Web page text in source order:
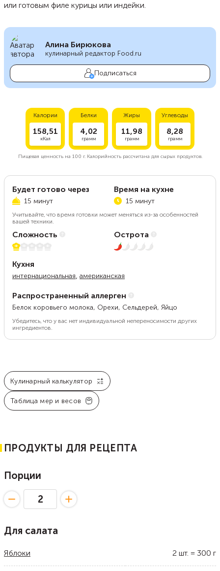
или готовым филе курицы или индейки.
Алина Бирюкова
кулинарный редактор Food.ru
Подписаться
Калории
158,51
кКал
Белки
4,02
грамм
Жиры
11,98
грамм
Углеводы
8,28
грамм
Пищевая ценность на 100 г.Калорийность рассчитана для сырых продуктов.
Будет готово через
15 минут
Время на кухне
15 минут
Учитывайте, что время готовки может меняться из-за особенностей
вашей техники.
Сложность
1 из 5
Острота
1 из 5
Кухня
интернациональная, американская
Распространенный аллерген
Белок коровьего молока, Орехи, Сельдерей, Яйцо
Убедитесь, что у вас нет индивидуальной непереносимости других
ингредиентов.
Кулинарный калькулятор
Таблица мер и весов
ПРОДУКТЫ ДЛЯ РЕЦЕПТА
Порции
Для салата
Яблоки 2 шт. = 300 г